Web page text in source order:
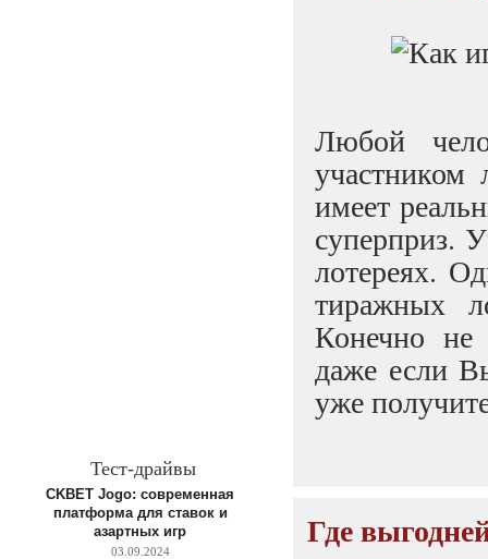
Тест-драйвы
CKBET Jogo: современная
платформа для ставок и
азартных игр
03.09.2024
Любой
имеет
суперприз.
лотереях.
тиражных
Конечно не
даже если
уже
Где